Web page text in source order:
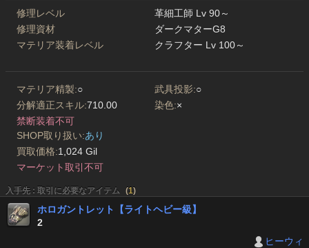
修理レベル
革細工師 Lv 90～
修理資材
ダークマターG8
マテリア装着レベル
クラフター Lv 100～
マテリア精製:○ 武具投影:○
分解適正スキル:710.00 染色:×
禁断装着不可
SHOP取り扱い:あり
買取価格:1,024 Gil
マーケット取引不可
入手先 : 取引に必要なアイテム (1)
ホロガントレット【ライトヘビー級】
2
ヒーウィ